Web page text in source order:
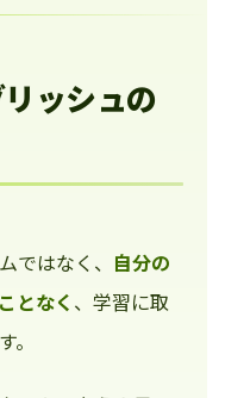
ッシュの
ではなく、 自分の
となく 、学習に取